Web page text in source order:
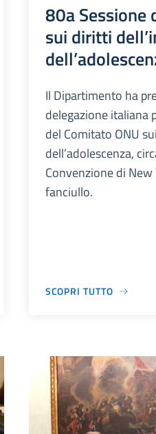
80a Sessione
sui diritti
Il Dipartimento ha
delegazione italiana
del Comitato ONU
dell’adolescenza,
Convenzione di
fanciullo.
SCOPRI TUTTO